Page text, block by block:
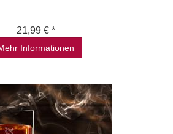
21,99 € *
Informationen